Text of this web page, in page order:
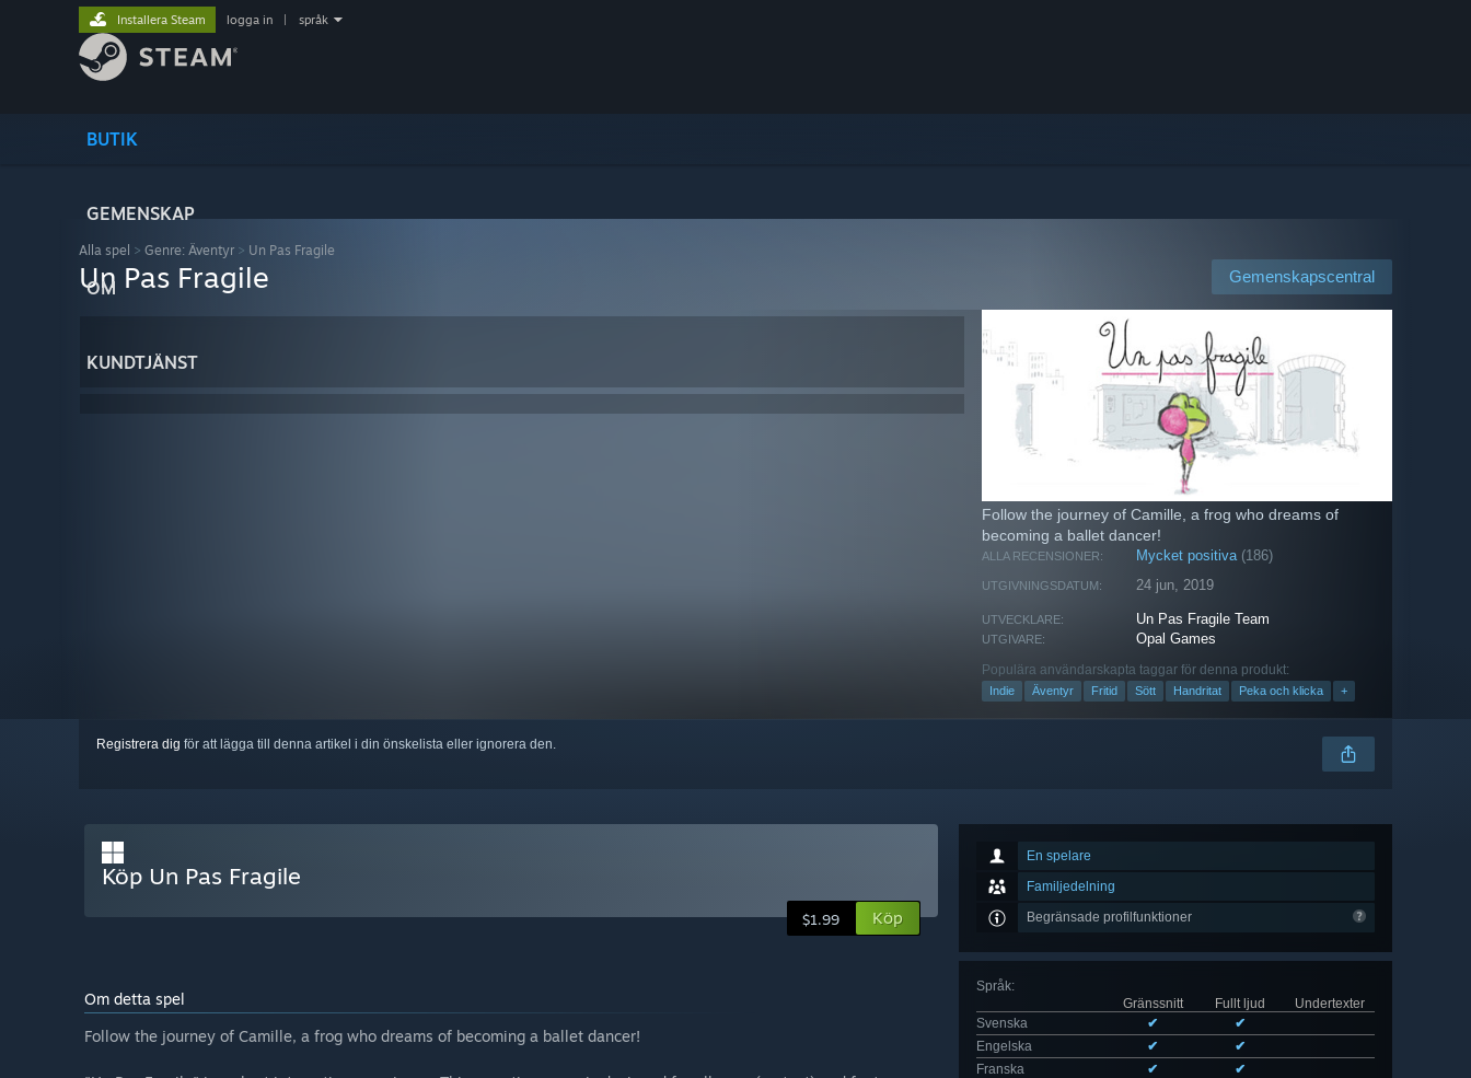
BUTIK
GEMENSKAP
OM
KUNDTJÄNST
Installera Steam logga in språk
Alla spel > Genre: Äventyr > Un Pas Fragile
Gemenskapscentral
Un Pas Fragile
Follow the journey of Camille, a frog who dreams of
becoming a ballet dancer!
ALLA RECENSIONER: Mycket positiva (186)
UTGIVNINGSDATUM: 24 jun, 2019
UTVECKLARE: Un Pas Fragile Team
UTGIVARE: Opal Games
Populära användarskapta taggar för denna produkt:
Indie Äventyr Fritid Sött Handritat Peka och klicka +
Registrera dig för att lägga till denna artikel i din önskelista eller ignorera den.
En spelare
Familjedelning
Begränsade profilfunktioner
Språk:
Gränssnitt
Fullt ljud
Undertexter
Svenska
✔
✔
Engelska
✔
✔
Franska
✔
✔
Köp Un Pas Fragile
$1.99 Köp
Om detta spel
Follow the journey of Camille, a frog who dreams of becoming a ballet dancer!